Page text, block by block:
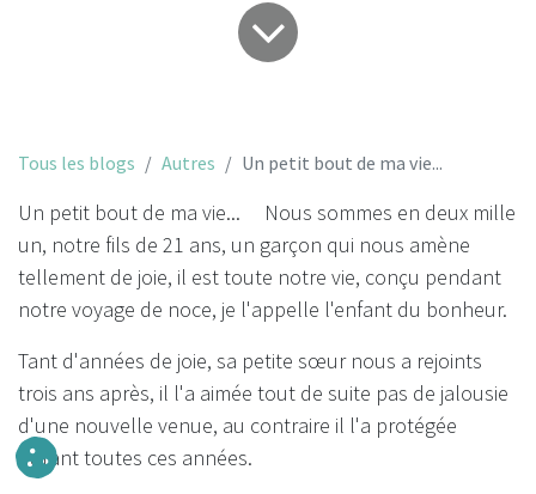
Tous les blogs Autres Un petit bout de ma vie...
Un petit bout de ma vie... Nous sommes en deux mille
un, notre fils de 21 ans, un garçon qui nous amène
tellement de joie, il est toute notre vie, conçu pendant
notre voyage de noce, je l'appelle l'enfant du bonheur.
Tant d'années de joie, sa petite sœur nous a rejoints
trois ans après, il l'a aimée tout de suite pas de jalousie
d'une nouvelle venue, au contraire il l'a protégée
durant toutes ces années.